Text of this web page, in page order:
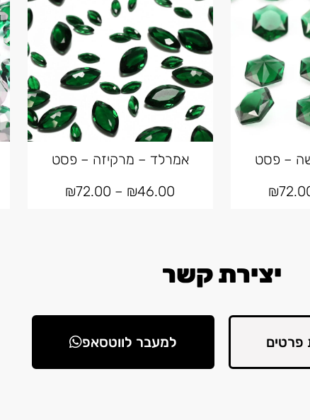
– פסט
₪
אמרלד – מרקיזה – פסט
₪46.00
–
₪72.00
יצירת קשר
למעבר לווטסאפ